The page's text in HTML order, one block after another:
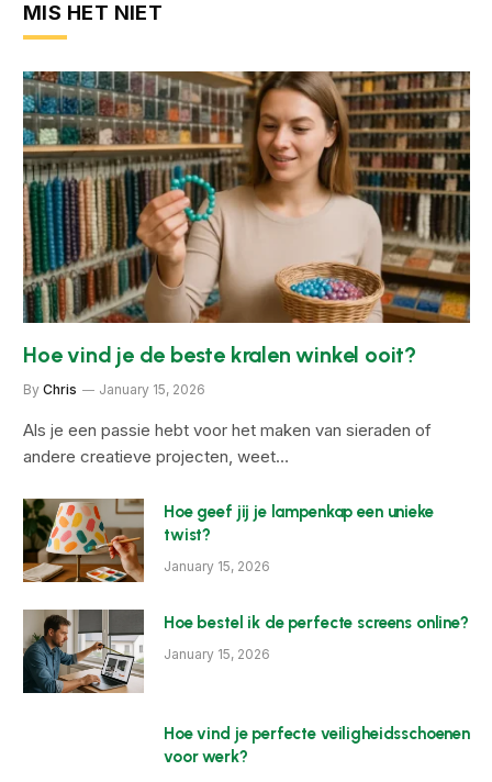
MIS HET NIET
Hoe vind je de beste kralen winkel ooit?
By Chris January 15, 2026
Als je een passie hebt voor het maken van sieraden of
andere creatieve projecten, weet…
Hoe geef jij je lampenkap een unieke
twist?
January 15, 2026
Hoe bestel ik de perfecte screens online?
January 15, 2026
Hoe vind je perfecte veiligheidsschoenen
voor werk?